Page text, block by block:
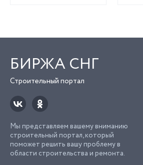
БИРЖА СНГ
Строительный портал
Мы представляем вашему вниманию
строительный портал, который
поможет решить вашу проблему в
области строительства и ремонта.